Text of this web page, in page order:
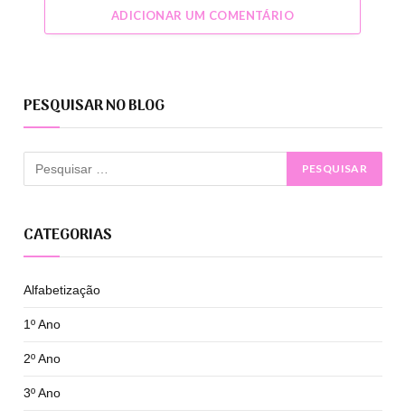
ADICIONAR UM COMENTÁRIO
PESQUISAR NO BLOG
CATEGORIAS
Alfabetização
1º Ano
2º Ano
3º Ano